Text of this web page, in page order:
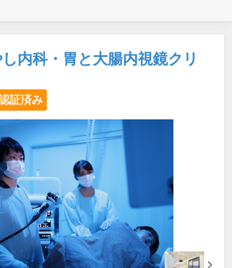
内科・胃と大腸内視鏡クリ
証済み